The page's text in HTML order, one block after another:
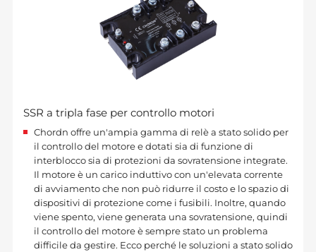
SSR a tripla fase per controllo motori
Chordn offre un'ampia gamma di relè a stato solido per
il controllo del motore e dotati sia di funzione di
interblocco sia di protezioni da sovratensione integrate.
Il motore è un carico induttivo con un'elevata corrente
di avviamento che non può ridurre il costo e lo spazio di
dispositivi di protezione come i fusibili. Inoltre, quando
viene spento, viene generata una sovratensione, quindi
il controllo del motore è sempre stato un problema
difficile da gestire. Ecco perché le soluzioni a stato solido